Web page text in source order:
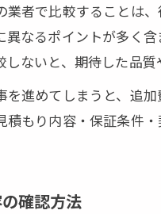
防水工事保
防水工事保
防水工事契
者で比較することは
なるポイントが多く
ないと、期待した品質
進めてしまうと、追
もり内容・保証条件
確認方法